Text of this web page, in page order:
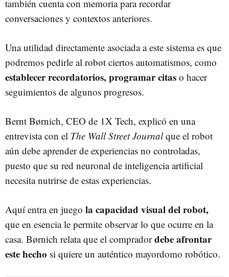
también cuenta con memoria para recordar
conversaciones y contextos anteriores.
Una utilidad directamente asociada a este sistema es que
podremos pedirle al robot ciertos automatismos, como
establecer recordatorios, programar citas o hacer
seguimientos de algunos progresos.
Bernt Børnich, CEO de 1X Tech, explicó en una
entrevista con el The Wall Street Journalque el robot
aún debe aprender de experiencias no controladas,
puesto que su red neuronal de inteligencia artificial
necesita nutrirse de estas experiencias.
Aquí entra en juego la capacidad visual del robot,
que en esencia le permite observar lo que ocurre en la
casa. Børnich relata que el compradordebe afrontar
este hecho si quiere un auténtico mayordomo robótico.